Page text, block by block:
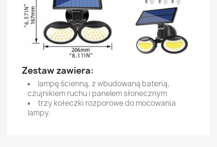
Zestaw zawiera:
lampę ścienną, z wbudowaną baterią,
czujnikiem ruchu i panelem słonecznym
trzy kołeczki rozporowe do mocowania
lampy.